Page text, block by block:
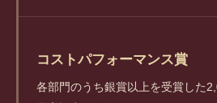
コストパフォーマンス賞
各部門のうち銀賞以上を受賞した